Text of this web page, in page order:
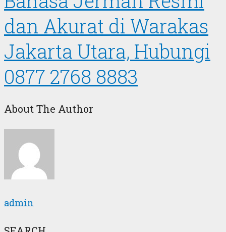
dan Akurat di Warakas
Jakarta Utara, Hubungi
0877 2768 8883
About The Author
admin